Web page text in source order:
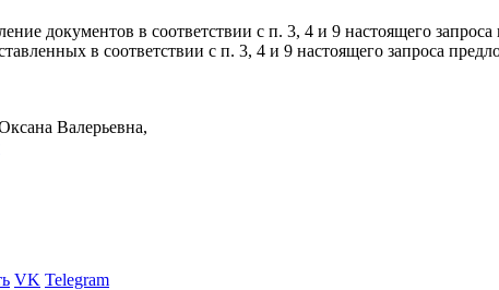
документов в соответствии с п. 3, 4 и 9 настоящего
в соответствии с п. 3, 4 и 9 настоящего запроса
Валерьевна,
VK Telegram